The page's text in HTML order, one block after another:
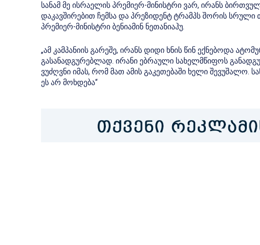
სანამ მე ისრაელის პრემიერ-მინისტრი ვარ, ირანს
დაკავშირებით ჩემსა და პრეზიდენტ ტრამპს შორის სრული
პრემიერ-მინისტრი ბენიამინ ნეთანიაჰუ.
„ამ კამპანიის გარეშე, ირანს დიდი ხნის წინ ექნებოდა
გასანადგურებლად. ირანი ებრაული სახელმწიფოს
ვუძღვნი იმას, რომ მათ ამის გაკეთებაში ხელი შევუშალო.
ეს არ მოხდება“